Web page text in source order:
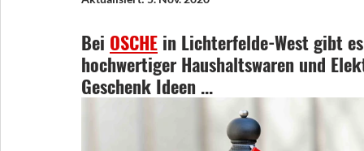
Bei OSCHE in Lichterfelde-West gibt
hochwertiger Haushaltswaren und
Geschenk Ideen ...